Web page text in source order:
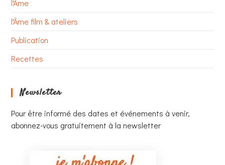
l'Âme
l'Âme film & ateliers
Publication
Recettes
Newsletter
Pour être informé des dates et événements à venir,
abonnez-vous gratuitement à la newsletter